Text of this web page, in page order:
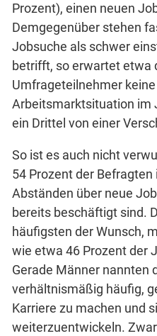
Prozent), einen neuen
Demgegenüber stehen
Jobsuche als schwer
betrifft, so erwartet etwa
Umfrageteilnehmer
Arbeitsmarktsituation im
ein Drittel von einer
So ist es auch nicht
54 Prozent der
Abständen über neue
bereits beschäftigt sind.
häufigsten der Wunsch,
wie etwa 46 Prozent der
Gerade Männer nannten
verhältnismäßig häufig,
Karriere zu machen und
weiterzuentwickeln.